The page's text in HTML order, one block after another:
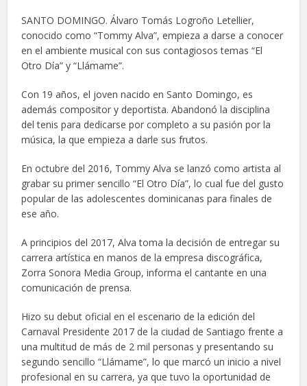
SANTO DOMINGO. Álvaro Tomás Logroño Letellier,
conocido como “Tommy Alva”, empieza a darse a conocer
en el ambiente musical con sus contagiosos temas “El
Otro Día” y “Llámame”.
Con 19 años, el joven nacido en Santo Domingo, es
además compositor y deportista. Abandonó la disciplina
del tenis para dedicarse por completo a su pasión por la
música, la que empieza a darle sus frutos.
En octubre del 2016, Tommy Alva se lanzó como artista al
grabar su primer sencillo “El Otro Día”, lo cual fue del gusto
popular de las adolescentes dominicanas para finales de
ese año.
A principios del 2017, Alva toma la decisión de entregar su
carrera artística en manos de la empresa discográfica,
Zorra Sonora Media Group, informa el cantante en una
comunicación de prensa.
Hizo su debut oficial en el escenario de la edición del
Carnaval Presidente 2017 de la ciudad de Santiago frente a
una multitud de más de 2 mil personas y presentando su
segundo sencillo “Llámame”, lo que marcó un inicio a nivel
profesional en su carrera, ya que tuvo la oportunidad de